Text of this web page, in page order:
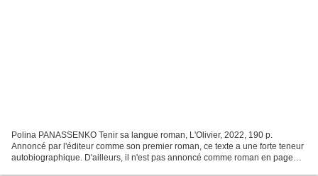
Polina PANASSENKO Tenir sa langue roman, L'Olivier, 2022, 190 p.
Annoncé par l'éditeur comme son premier roman, ce texte a une forte teneur
autobiographique. D'ailleurs, il n'est pas annoncé comme roman en page